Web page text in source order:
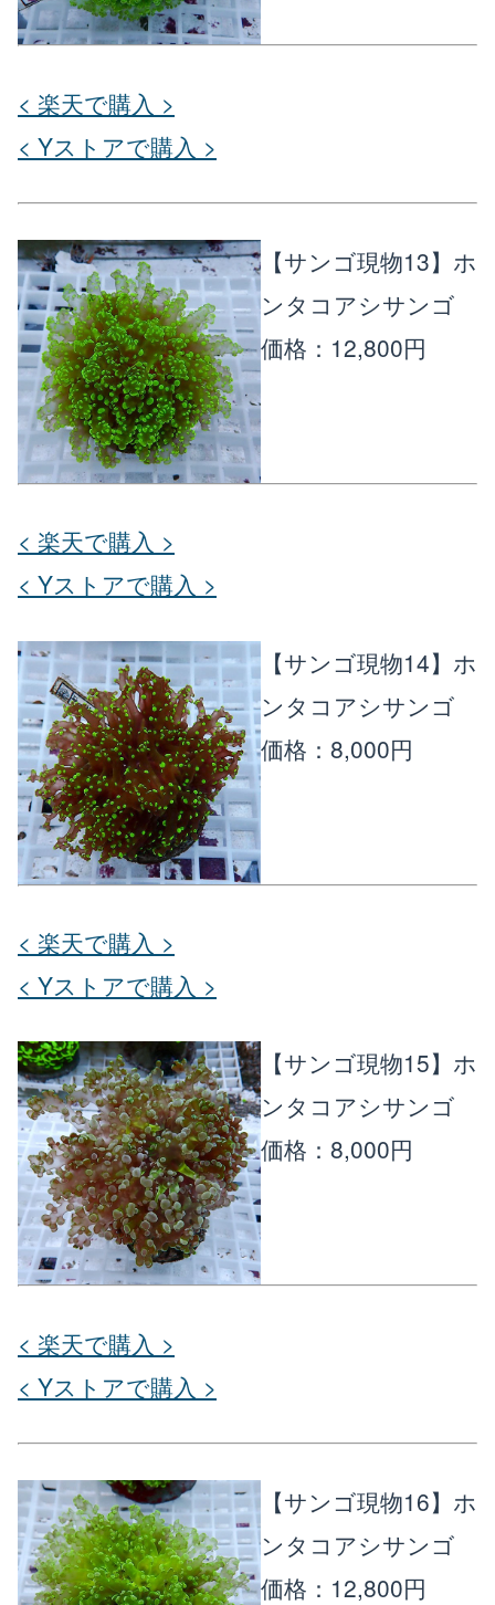
< 楽天で購入 >
< Yストアで購入 >
【サンゴ現物13】ホ
ンタコアシサンゴ
価格：12,800円
< 楽天で購入 >
< Yストアで購入 >
【サンゴ現物14】ホ
ンタコアシサンゴ
価格：8,000円
< 楽天で購入 >
< Yストアで購入 >
【サンゴ現物15】ホ
ンタコアシサンゴ
価格：8,000円
< 楽天で購入 >
< Yストアで購入 >
【サンゴ現物16】ホ
ンタコアシサンゴ
価格：12,800円